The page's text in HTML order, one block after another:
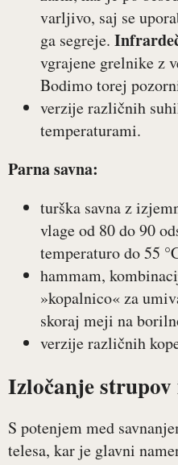
varljivo, saj se
ga segreje.
vgrajene grelnike z
Bodimo torej
verzije različnih
temperaturami.
Parna savna:
turška savna z
vlage od 80 do 90
temperaturo do 55
hammam,
»kopalnico« za
skoraj meji na
verzije različnih
Izločanje strupov
S potenjem med
telesa, kar je glavni